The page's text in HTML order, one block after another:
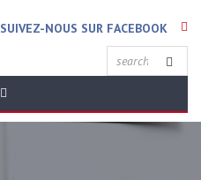
SUIVEZ-NOUS SUR FACEBOOK